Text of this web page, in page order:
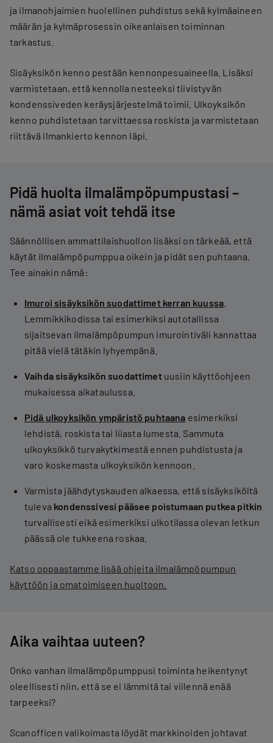
ja ilmanohjaimien huolellinen puhdistus sekä kylmäaineen
määrän ja kylmäprosessin oikeanlaisen toiminnan
tarkastus.
Sisäyksikön kenno pestään kennonpesuaineella. Lisäksi
varmistetaan, että kennolla nesteeksi tiivistyvän
kondenssiveden keräysjärjestelmä toimii. Ulkoyksikön
kenno puhdistetaan tarvittaessa roskista ja varmistetaan
riittävä ilmankierto kennon läpi.
Pidä huolta ilmalämpöpumpustasi –
nämä asiat voit tehdä itse
Säännöllisen ammattilaishuollon lisäksi on tärkeää, että
käytät ilmalämpöpumppua oikein ja pidät sen puhtaana.
Tee ainakin nämä:
Imuroi sisäyksikön suodattimet kerran kuussa
Lemmikkikodissa tai esimerkiksi autotallissa
sijaitsevan ilmalämpöpumpun imurointiväli kannattaa
pitää vielä tätäkin lyhyempänä.
Vaihda sisäyksikön suodattimetuusiin käyttöohjeen
mukaisessa aikataulussa.
Pidä ulkoyksikön ympäristö puhtaana esimerkiksi
lehdistä, roskista tai liiasta lumesta. Sammuta
ulkoyksikkö turvakytkimestä ennen puhdistusta ja
varo koskemasta ulkoyksikön kennoon.
Varmista jäähdytyskauden alkaessa, että sisäyksiköltä
tuleva kondenssivesi pääsee poistumaan putkea pitkin
turvallisesti eikä esimerkiksi ulkotilassa olevan letkun
päässä ole tukkeena roskaa.
Katso oppaastamme lisää ohjeita ilmalämpöpumpun
käyttöön ja omatoimiseen huoltoon.
Aika vaihtaa uuteen?
Onko vanhan ilmalämpöpumppusi toiminta heikentynyt
oleellisesti niin, että se ei lämmitä tai viilennä enää
tarpeeksi?
Scanofficen valikoimasta löydät markkinoiden johtavat